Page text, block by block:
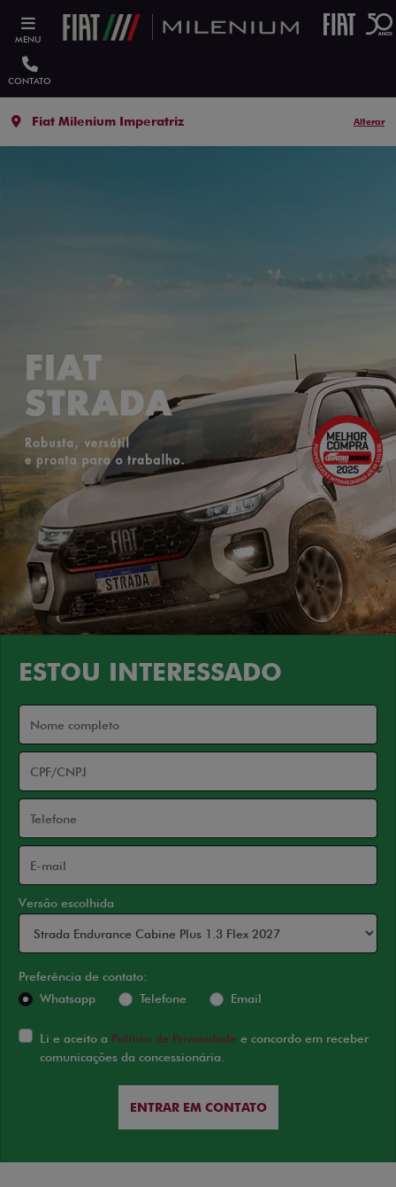
MENU
CONTATO
Fiat Milenium Imperatriz Alterar
ESTOU INTERESSADO
Versão escolhida
Preferência de contato:
Whatsapp
Telefone Email
Li e aceito a Política de Privacidade e concordo em receber
comunicações da concessionária.
ENTRAR EM CONTATO